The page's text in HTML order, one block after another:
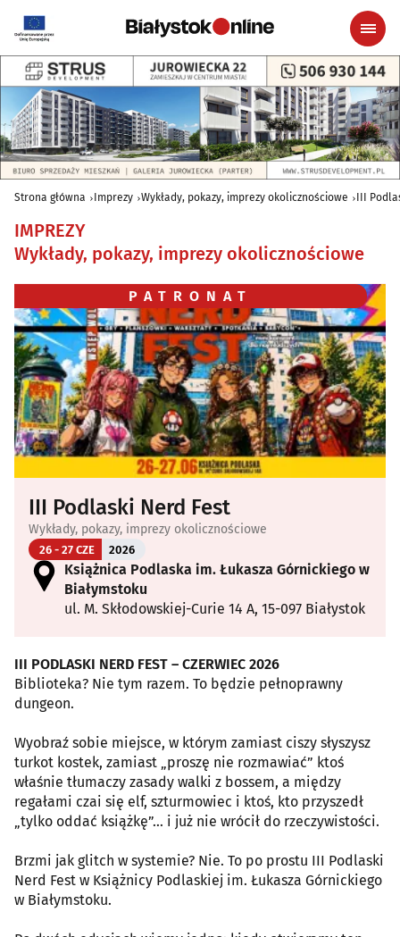
Strona główna Imprezy Wykłady, pokazy, imprezy okolicznościowe III
IMPREZY
Wykłady, pokazy, imprezy okolicznościowe
PATRONAT
III Podlaski Nerd Fest
Wykłady, pokazy, imprezy okolicznościowe
26 - 27 CZE 2026
Książnica Podlaska im. Łukasza Górnickiego w
Białymstoku
ul. M. Skłodowskiej-Curie 14 A, 15-097 Białystok
III PODLASKI NERD FEST – CZERWIEC 2026
Biblioteka? Nie tym razem. To będzie pełnoprawny
dungeon.
Wyobraź sobie miejsce, w którym zamiast ciszy słyszysz
turkot kostek, zamiast „proszę nie rozmawiać” ktoś
właśnie tłumaczy zasady walki z bossem, a między
regałami czai się elf, szturmowiec i ktoś, kto przyszedł
„tylko oddać książkę”… i już nie wrócił do rzeczywistości.
Brzmi jak glitch w systemie? Nie. To po prostu III Podlaski
Nerd Fest w Książnicy Podlaskiej im. Łukasza Górnickiego
w Białymstoku.